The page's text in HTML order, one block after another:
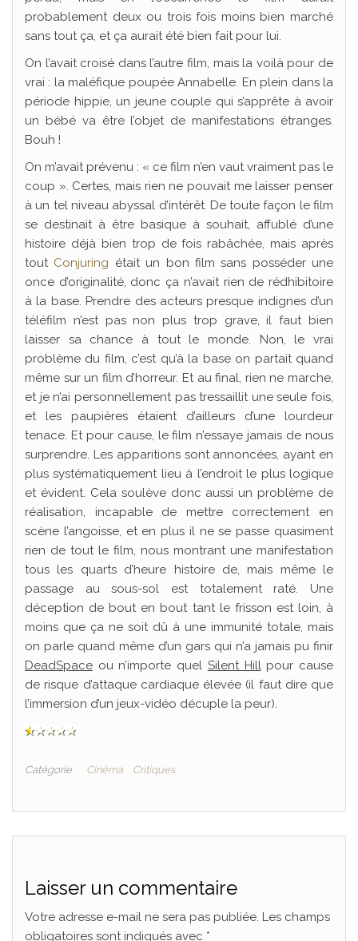
probablement deux ou trois fois moins bien marché
sans tout ça, et ça aurait été bien fait pour lui.
On l’avait croisé dans l’autre film, mais la voilà pour de
vrai : la maléfique poupée Annabelle. En plein dans la
période hippie, un jeune couple qui s’apprête à avoir
un bébé va être l’objet de manifestations étranges.
Bouh !
On m’avait prévenu : « ce film n’en vaut vraiment pas le
coup ». Certes, mais rien ne pouvait me laisser penser
à un tel niveau abyssal d’intérêt. De toute façon le film
se destinait à être basique à souhait, affublé d’une
histoire déjà bien trop de fois rabâchée, mais après
tout Conjuring était un bon film sans posséder une
once d’originalité, donc ça n’avait rien de rédhibitoire
à la base. Prendre des acteurs presque indignes d’un
téléfilm n’est pas non plus trop grave, il faut bien
laisser sa chance à tout le monde. Non, le vrai
problème du film, c’est qu’à la base on partait quand
même sur un film d’horreur. Et au final, rien ne marche,
et je n’ai personnellement pas tressaillit une seule fois,
et les paupières étaient d’ailleurs d’une lourdeur
tenace. Et pour cause, le film n’essaye jamais de nous
surprendre. Les apparitions sont annoncées, ayant en
plus systématiquement lieu à l’endroit le plus logique
et évident. Cela soulève donc aussi un problème de
réalisation, incapable de mettre correctement en
scène l’angoisse, et en plus il ne se passe quasiment
rien de tout le film, nous montrant une manifestation
tous les quarts d’heure histoire de, mais même le
passage au sous-sol est totalement raté. Une
déception de bout en bout tant le frisson est loin, à
moins que ça ne soit dû à une immunité totale, mais
on parle quand même d’un gars qui n’a jamais pu finir
DeadSpace ou n’importe quel Silent Hillpour cause
de risque d’attaque cardiaque élevée (il faut dire que
l’immersion d’un jeux-vidéo décuple la peur).
Catégorie Cinéma Critiques
Laisser un commentaire
Votre adresse e-mail ne sera pas publiée. Les champs
obligatoires sont indiqués avec *